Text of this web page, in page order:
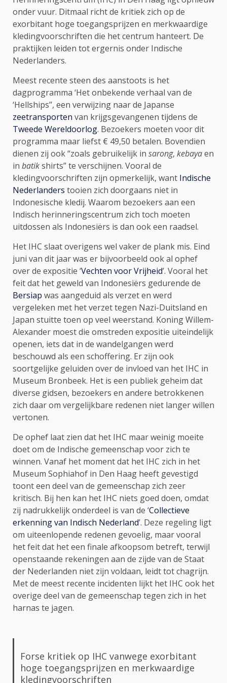
onder vuur. Ditmaal richt de kritiek zich op de
exorbitant hoge toegangsprijzen en merkwaardige
kledingvoorschriften die het centrum hanteert. De
praktijken leiden tot ergernis onder Indische
Nederlanders.
Meest recente steen des aanstoots is het
dagprogramma ‘Het onbekende verhaal van de
‘Hellships’’, een verwijzing naar de Japanse
zeetransporten van krijgsgevangenen tijdens de
Tweede Wereldoorlog. Bezoekers moeten voor dit
programma maar liefst € 49,50 betalen. Bovendien
dienen zij ook “zoals gebruikelijk in sarong, kebayaen
in batikshirts” te verschijnen. Vooral de
kledingvoorschriften zijn opmerkelijk, want Indische
Nederlanders tooien zich doorgaans niet in
Indonesische kledij. Waarom bezoekers aan een
Indisch herinneringscentrum zich toch moeten
uitdossen als Indonesiërs is dan ook een raadsel.
Het IHC slaat overigens wel vaker de plank mis. Eind
juni van dit jaar was er bijvoorbeeld ook al ophef
over de expositie ‘Vechten voor Vrijheid’. Vooral het
feit dat het geweld van Indonesiërs gedurende de
Bersiap was aangeduid als verzet en werd
vergeleken met het verzet tegen Nazi-Duitsland en
Japan stuitte toen op veel weerstand. Koning Willem-
Alexander moest die omstreden expositie uiteindelijk
openen, iets dat in de wandelgangen werd
beschouwd als een schoffering. Er zijn ook
soortgelijke geluiden over de invloed van het IHC in
Museum Bronbeek. Het is een publiek geheim dat
diverse gidsen, bezoekers en andere betrokkenen
zich daar om vergelijkbare redenen niet langer willen
vertonen.
De ophef laat zien dat het IHC maar weinig moeite
doet om de Indische gemeenschap voor zich te
winnen. Vanaf het moment dat het IHC zich in het
Museum Sophiahof in Den Haag heeft gevestigd
toont een deel van de gemeenschap zich zeer
kritisch. Bij hen kan het IHC niets goed doen, omdat
zij nadrukkelijk onderdeel is van de ‘Collectieve
erkenning van Indisch Nederland’. Deze regeling ligt
om uiteenlopende redenen gevoelig, maar vooral
het feit dat het een finale afkoopsom betreft, terwijl
openstaande rekeningen aan de zijde van de Staat
der Nederlanden niet zijn voldaan, leidt tot chagrijn.
Met de meest recente incidenten lijkt het IHC ook het
overige deel van de gemeenschap tegen zich in het
harnas te jagen.
Forse kritiek op IHC vanwege exorbitant
hoge toegangsprijzen en merkwaardige
kledingvoorschriften